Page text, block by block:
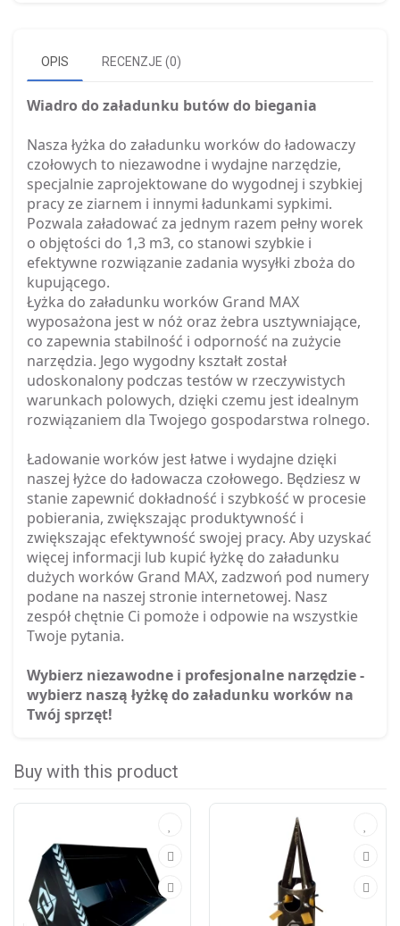
OPIS RECENZJE (0)
Wiadro do załadunku butów do biegania
Nasza łyżka do załadunku worków do ładowaczy
czołowych to niezawodne i wydajne narzędzie,
specjalnie zaprojektowane do wygodnej i szybkiej
pracy ze ziarnem i innymi ładunkami sypkimi.
Pozwala załadować za jednym razem pełny worek
o objętości do 1,3 m3, co stanowi szybkie i
efektywne rozwiązanie zadania wysyłki zboża do
kupującego.
Łyżka do załadunku worków Grand MAX
wyposażona jest w nóż oraz żebra usztywniające,
co zapewnia stabilność i odporność na zużycie
narzędzia. Jego wygodny kształt został
udoskonalony podczas testów w rzeczywistych
warunkach polowych, dzięki czemu jest idealnym
rozwiązaniem dla Twojego gospodarstwa rolnego.
Ładowanie worków jest łatwe i wydajne dzięki
naszej łyżce do ładowacza czołowego. Będziesz w
stanie zapewnić dokładność i szybkość w procesie
pobierania, zwiększając produktywność i
zwiększając efektywność swojej pracy. Aby uzyskać
więcej informacji lub kupić łyżkę do załadunku
dużych worków Grand MAX, zadzwoń pod numery
podane na naszej stronie internetowej. Nasz
zespół chętnie Ci pomoże i odpowie na wszystkie
Twoje pytania.
Wybierz niezawodne i profesjonalne narzędzie -
wybierz naszą łyżkę do załadunku worków na
Twój sprzęt!
Buy with this product